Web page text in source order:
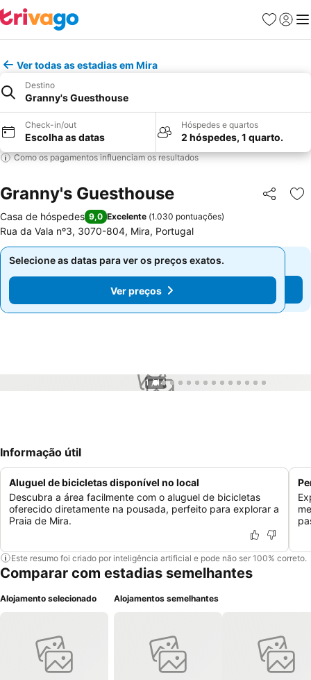
Favoritos
Iniciar
Ver todas as estadias em Mira
Destino
Granny's Guesthouse
Check-in/out
Escolha as datas
Hóspedes e quartos
2 hóspedes, 1 quarto.
Como os pagamentos influenciam os resultados
Granny's Guesthouse Partilhar
Casa de hóspedes 9,0 Excelente (1.030 pontuações)
Rua da Vala nº3, 3070-804, Mira, Portugal
Selecione as datas para ver os preços exatos.
Ver preços
Selecione as datas para ver os preços exatos.
Ver preços
1 / 14
Informação útil
Aluguel de bicicletas disponível no local
Descubra a área facilmente com o aluguel de bicicletas
oferecido diretamente na pousada, perfeito para explorar a
Praia de Mira.
Este resumo foi criado por inteligência artificial e pode não ser 100% correto.
Comparar com estadias semelhantes
Alojamento selecionado Alojamentos semelhantes